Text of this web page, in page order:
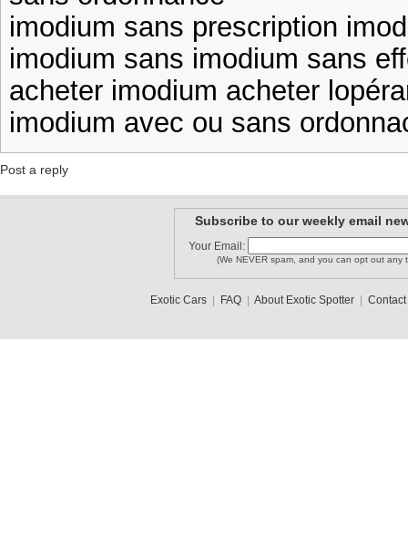
imodium sans prescription
imodium sans imodium sans
acheter imodium acheter
imodium avec ou sans
Post a reply
Subscribe to our weekly email
Your Email:
(We NEVER spam, and you can opt out any
Exotic Cars| FAQ| About Exotic Spotter| Contact